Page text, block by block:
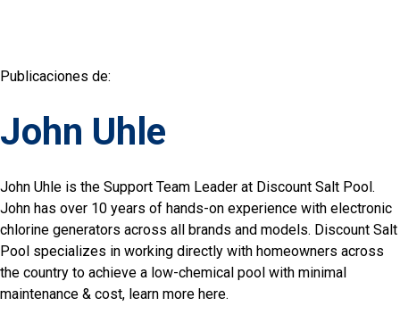
Publicaciones de:
John Uhle
John Uhle is the Support Team Leader at Discount Salt Pool.
John has over 10 years of hands-on experience with electronic
chlorine generators across all brands and models. Discount Salt
Pool specializes in working directly with homeowners across
the country to achieve a low-chemical pool with minimal
maintenance & cost, learn more here.